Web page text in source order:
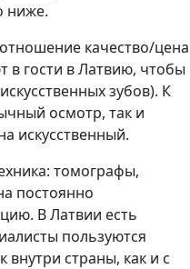
ниже.
качество/цена
в гости в Латвию, чтобы
зубов). К
осмотр, так и
искусственный.
томографы,
постоянно
В Латвии есть
пользуются
внутри страны, как и с